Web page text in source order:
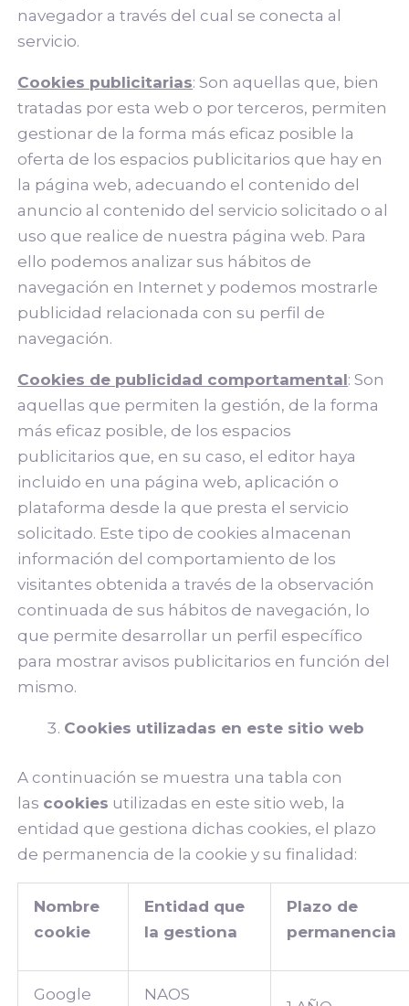
navegador a través del cual se conecta al
servicio.
Cookies publicitarias: Son aquellas que, bien
tratadas por esta web o por terceros, permiten
gestionar de la forma más eficaz posible la
oferta de los espacios publicitarios que hay en
la página web, adecuando el contenido del
anuncio al contenido del servicio solicitado o al
uso que realice de nuestra página web. Para
ello podemos analizar sus hábitos de
navegación en Internet y podemos mostrarle
publicidad relacionada con su perfil de
navegación.
Cookies de publicidad comportamental: Son
aquellas que permiten la gestión, de la forma
más eficaz posible, de los espacios
publicitarios que, en su caso, el editor haya
incluido en una página web, aplicación o
plataforma desde la que presta el servicio
solicitado. Este tipo de cookies almacenan
información del comportamiento de los
visitantes obtenida a través de la observación
continuada de sus hábitos de navegación, lo
que permite desarrollar un perfil específico
para mostrar avisos publicitarios en función del
mismo.
Cookies utilizadas en este sitio web
A continuación se muestra una tabla con
las cookies utilizadas en este sitio web, la
entidad que gestiona dichas cookies, el plazo
de permanencia de la cookie y su finalidad:
Nombre
cookie
Entidad que
la gestiona
Plazo de
permanencia
Google NAOS